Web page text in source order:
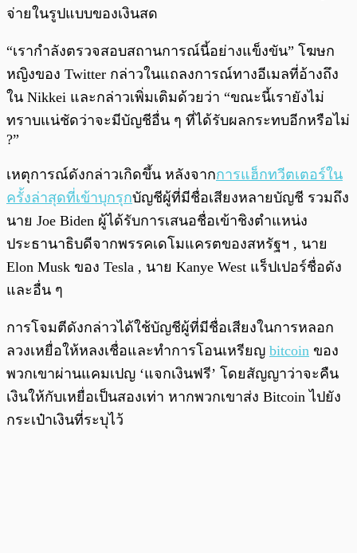
จ่ายในรูปแบบของเงินสด
“เรากำลังตรวจสอบสถานการณ์นี้อย่างแข็งขัน” โฆษก
หญิงของ Twitter กล่าวในแถลงการณ์ทางอีเมลที่อ้างถึง
ใน Nikkei และกล่าวเพิ่มเติมด้วยว่า “ขณะนี้เรายังไม่
ทราบแน่ชัดว่าจะมีบัญชีอื่น ๆ ที่ได้รับผลกระทบอีกหรือไม่
?”
เหตุการณ์ดังกล่าวเกิดขึ้น หลังจากการแฮ็กทวีตเตอร์ใน
ครั้งล่าสุดที่เข้าบุกรุกบัญชีผู้ที่มีชื่อเสียงหลายบัญชี รวมถึง
นาย Joe Biden ผู้ได้รับการเสนอชื่อเข้าชิงตำแหน่ง
ประธานาธิบดีจากพรรคเดโมแครตของสหรัฐฯ , นาย
Elon Musk ของ Tesla , นาย Kanye West แร็ปเปอร์ชื่อดัง
และอื่น ๆ
การโจมตีดังกล่าวได้ใช้บัญชีผู้ที่มีชื่อเสียงในการหลอก
ลวงเหยื่อให้หลงเชื่อและทำการโอนเหรียญ bitcoin ของ
พวกเขาผ่านแคมเปญ ‘แจกเงินฟรี’ โดยสัญญาว่าจะคืน
เงินให้กับเหยื่อเป็นสองเท่า หากพวกเขาส่ง Bitcoin ไปยัง
กระเป๋าเงินที่ระบุไว้